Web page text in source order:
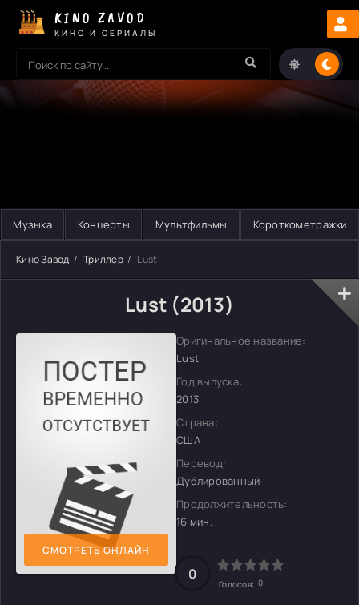
KINO ZAVOD
КИНО И СЕРИАЛЫ
Музыка Концерты Мультфильмы Короткометражки
Кино Завод Триллер Lust
Lust (2013)
СМОТРЕТЬ ОНЛАЙН
Оригинальное название:
Lust
Год выпуска:
2013
Страна:
США
Перевод:
Дублированный
Продолжительность:
16 мин.
0
Голосов: 0